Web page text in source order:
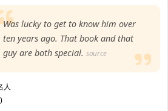
Was lucky to get to know him over
ten years ago. That book and that
guy are both special.source
人